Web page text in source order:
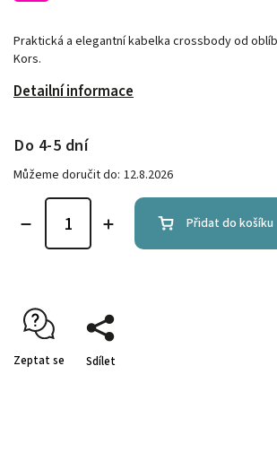
Praktická a elegantní kabelka crossbody od
Kors.
Detailní informace
Do 4-5 dní
Můžeme doručit do: 12.8.2026
Přidat do košíku
Zeptat se Sdílet